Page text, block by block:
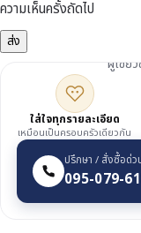
ความเห็นครั้งถัดไป
ผู้เชี่ย
ใส่ใจทุกรายละเอียด
เหมือนเป็นครอบครัวเดียวกัน
ปรึกษา / สั่งซื้อด่ว
095-079-